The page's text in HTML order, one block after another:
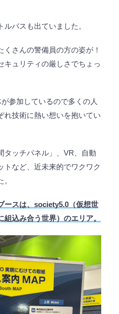
バスも出ていました。
くさんの警備員の方の姿が！
キュリティの厳しさでちょっ
参加しているので多くの人
れ技術に熱い想いを抱いてい
タッチパネル」、VR、自動
トなど、近未来的でワクワク
ースは、society5.0（仮想世
込み合う世界）のエリア。